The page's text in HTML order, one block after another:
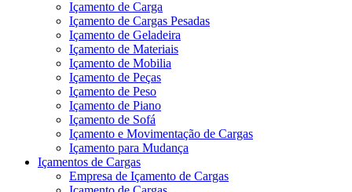
Içamento de Carga
Içamento de Cargas Pesadas
Içamento de Geladeira
Içamento de Materiais
Içamento de Mobilia
Içamento de Peças
Içamento de Peso
Içamento de Piano
Içamento de Sofá
Içamento e Movimentação de Cargas
Içamento para Mudança
Içamentos de Cargas
Empresa de Içamento de Cargas